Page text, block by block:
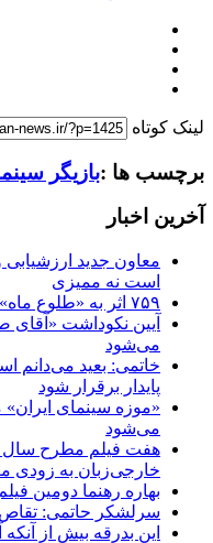
لینک کوتاه
برچسب ها :بازیگر
آخرین اخبار
معاون جدید
است نه ممیزی
۷۵۹ اثر به «طلوع ماه» رسید
آیین نکوداشت «آقای
می‌شود
خاتمی: بعید می‌دانم
پایدار برقرار شود
«موزه سینمای
می‌شود
هفت فیلم مطرح سال
خارجی‌زبان به زودی
بهاره رهنما دومین
سرلشکر حاتمی:
این بدرقه بیش از